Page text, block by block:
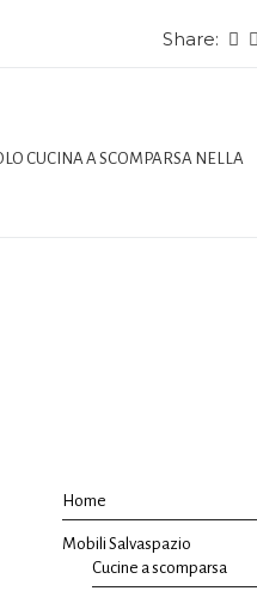
Share:
CUCINA A SCOMPARSA NELLA
Home
Mobili Salvaspazio
Cucine a scomparsa